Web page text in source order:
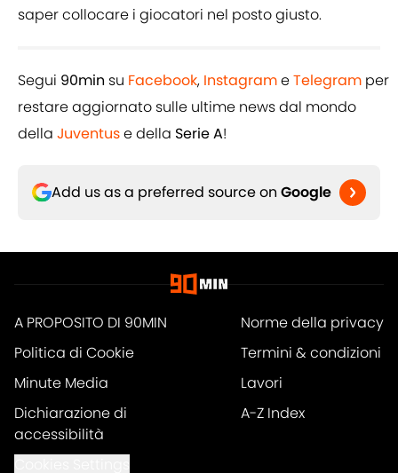
saper collocare i giocatori nel posto giusto.
Segui 90min su Facebook, InstagrameTelegram per
restare aggiornato sulle ultime news dal mondo
della Juventuse della Serie A!
Add us as a preferred source on Google
A PROPOSITO DI 90MIN
Norme della privacy
Politica di Cookie
Termini & condizioni
Minute Media
Lavori
Dichiarazione di
accessibilità
A-Z Index